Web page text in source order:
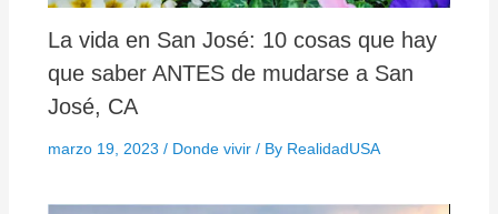
La vida en San José: 10 cosas que hay
que saber ANTES de mudarse a San
José, CA
marzo 19, 2023 / Donde vivir/ By RealidadUSA